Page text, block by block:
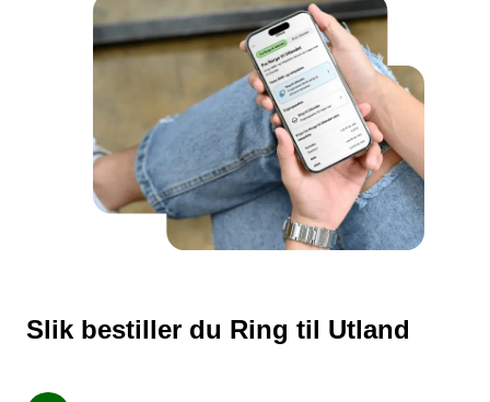
Merk at det kan forekomme enkelte forsinkelser i
registrering av forbruk, og SMS-varsling bør derfor sees
på som en indikasjon på ditt forbruk
Ved aktivering av en løpende talepakke i en måned vil
pris og antall minutter og SMS justeres til de gjenstående
dagene i måneden
Ved deaktivering av løpende talepakke, varer
eksisterende pakke ut inneværende måne
Du må ha et enkelt- eller Talkmore Familieabonnement
Slik bestiller du Ring til Utland